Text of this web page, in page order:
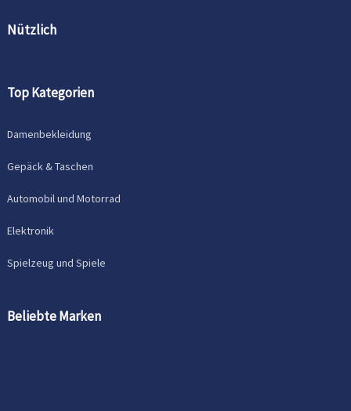
Nützlich
Top Kategorien
Damenbekleidung
Gepäck & Taschen
Automobil und Motorrad
Elektronik
Spielzeug und Spiele
Beliebte Marken